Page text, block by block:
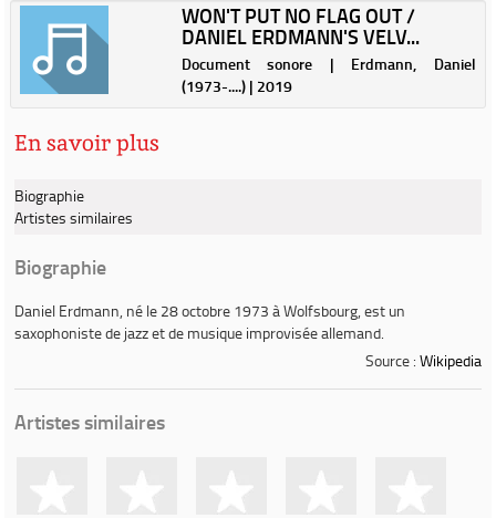
WON'T PUT NO FLAG OUT /
DANIEL ERDMANN'S VELV...
Document sonore | Erdmann, Daniel
(1973-....) | 2019
En savoir plus
Biographie
Artistes similaires
Biographie
Daniel Erdmann, né le 28 octobre 1973 à Wolfsbourg, est un
saxophoniste de jazz et de musique improvisée allemand.
Source : Wikipedia
Artistes similaires